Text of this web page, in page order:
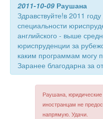
2011-10-09 Раушана
Здравствуйте!в 2011
специальности
английского - выше
юриспруденции за
каким программам могу
Заранее благодарна за
Раушана,
иностранцам не
напрямую. Удачи.